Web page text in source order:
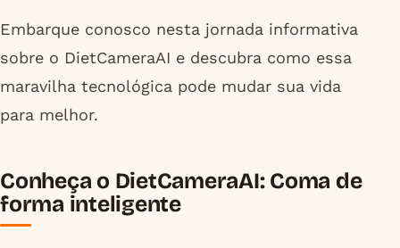
Embarque conosco nesta jornada informativa
sobre o DietCameraAI e descubra como essa
maravilha tecnológica pode mudar sua vida
para melhor.
Conheça o DietCameraAI: Coma de
forma inteligente